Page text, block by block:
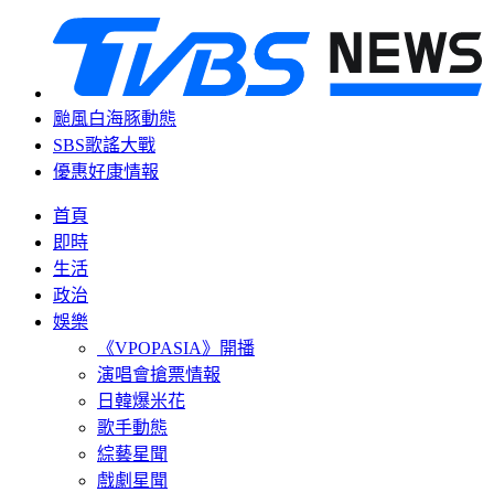
颱風白海豚動態
SBS歌謠大戰
優惠好康情報
首頁
即時
生活
政治
娛樂
《VPOPASIA》開播
演唱會搶票情報
日韓爆米花
歌手動態
綜藝星聞
戲劇星聞